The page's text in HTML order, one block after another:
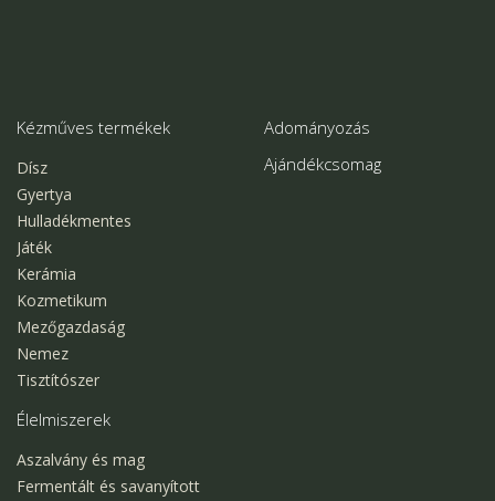
Kézműves termékek
Dísz
Gyertya
Hulladékmentes
Játék
Kerámia
Kozmetikum
Mezőgazdaság
Nemez
Tisztítószer
Élelmiszerek
Aszalvány és mag
Fermentált és savanyított
Adományozás
Ajándékcsomag